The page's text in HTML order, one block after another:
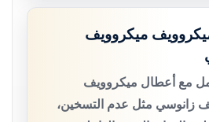
ميكروويف
مع أعطال ميكروويف
زانوسي مثل عدم التسخين،